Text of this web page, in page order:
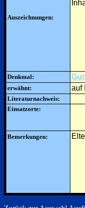
Auszeichnungen:
Denkmal:
erwähnt: auf
Literaturnachweis:
Einsatzorte:
Bemerkungen: